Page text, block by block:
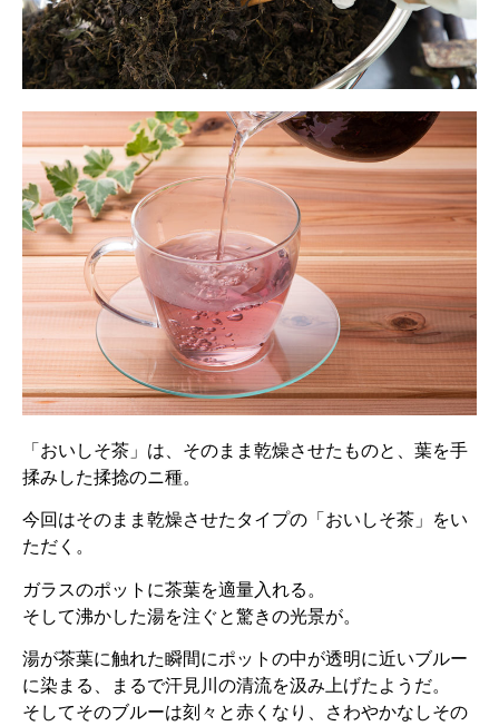
「おいしそ茶」は、そのまま乾燥させたものと、葉を手
揉みした揉捻のニ種。
今回はそのまま乾燥させたタイプの「おいしそ茶」をい
ただく。
ガラスのポットに茶葉を適量入れる。
そして沸かした湯を注ぐと驚きの光景が。
湯が茶葉に触れた瞬間にポットの中が透明に近いブルー
に染まる、まるで汗見川の清流を汲み上げたようだ。
そしてそのブルーは刻々と赤くなり、さわやかなしその